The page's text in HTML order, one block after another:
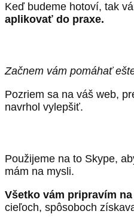
Keď budeme hotoví, tak
aplikovať do praxe.
Začnem vám pomáhať
Pozriem sa na váš web,
navrhol vylepšiť.
Použijeme na to Skype,
mám na mysli.
Všetko vám pripravím
cieľoch, spôsoboch